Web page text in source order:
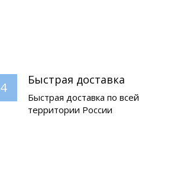
4 Быстрая доставка
Быстрая доставка по всей
территории России